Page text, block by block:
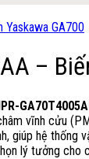
Yaskawa GA700
–
vĩnh cửu
giúp hệ thống
lý tưởng